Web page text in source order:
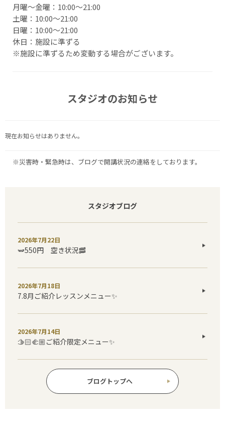
月曜〜金曜：10:00～21:00
土曜：10:00～21:00
日曜：10:00～21:00
休日：施設に準ずる
※施設に準ずるため変動する場合がございます。
スタジオのお知らせ
現在お知らせはありません。
※災害時・緊急時は、ブログで開講状況の連絡をしております。
スタジオブログ
2026年7月22日
🫛550円 空き状況🥓
2026年7月18日
7.8月ご紹介レッスンメニュー✨️
2026年7月14日
🫱🏻‍🫲🏼ご紹介限定メニュー✨
ブログトップへ